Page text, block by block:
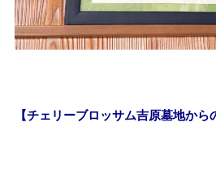
【チェリーブロッサム吉原墓地から